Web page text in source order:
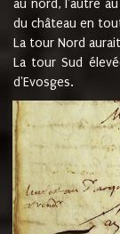
au nord, l'autre
du château en
La tour Nord
La tour Sud
d'Evosges.